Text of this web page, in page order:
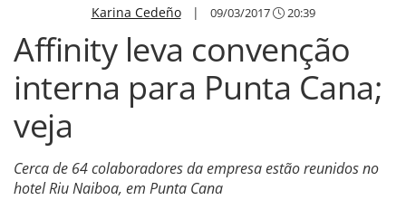
Karina Cedeño| 09/03/2017 20:39
Affinity leva convenção
interna para Punta Cana;
veja
Cerca de 64 colaboradores da empresa estão reunidos no
hotel Riu Naiboa, em Punta Cana